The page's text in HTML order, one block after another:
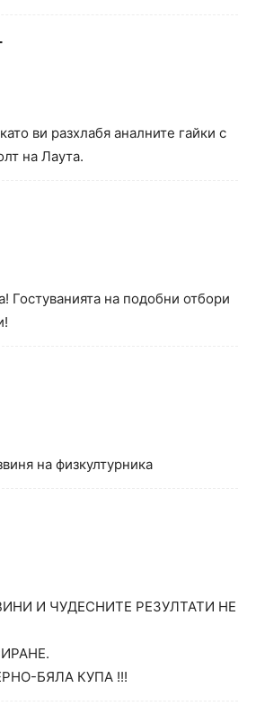
ви разхлабя аналните гайки с
на Лаута.
Гостуванията на подобни отбори
на физкултурника
И ЧУДЕСНИТЕ РЕЗУЛТАТИ НЕ
БЯЛА КУПА !!!